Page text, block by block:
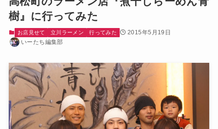
樹』に行ってみた
お店見せて 立川ラーメン 行ってみた
2015年5月19日
いーたち編集部